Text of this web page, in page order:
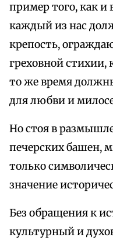
пример того, как и
каждый из нас
крепость,
греховной стихии,
то же время
для любви и
Но стоя в
печерских башен,
только
значение
Без обращения к
культурный и